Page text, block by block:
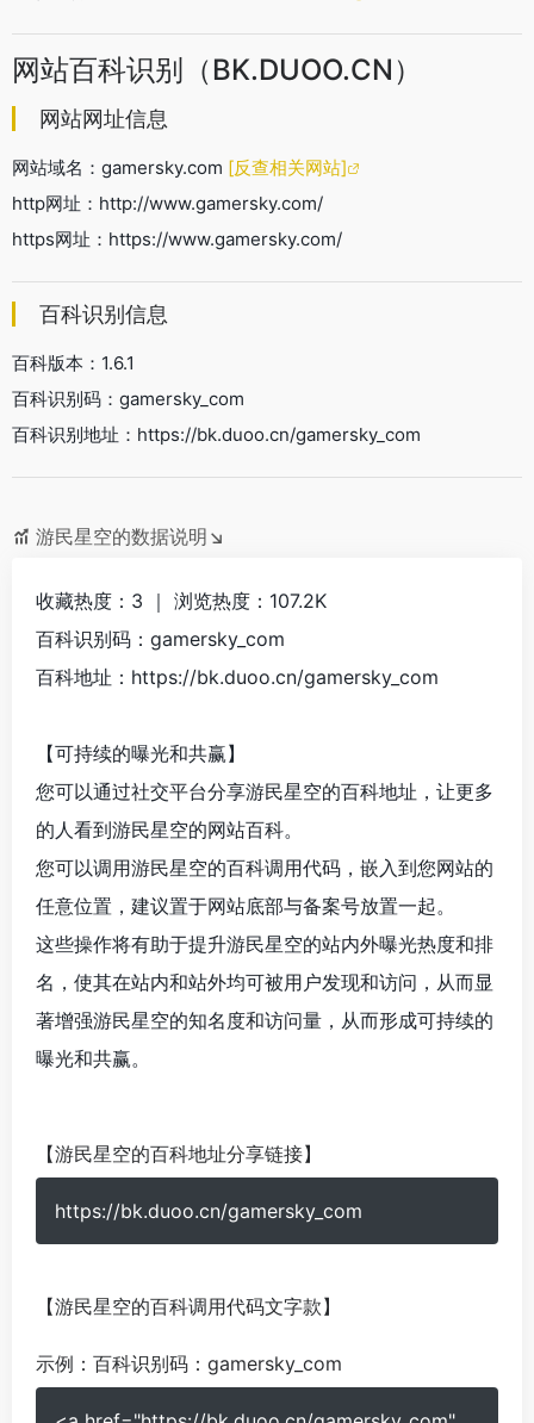
网站百科识别（BK.DUOO.CN）
网站网址信息
网站域名：gamersky.com [反查相关网站]
http网址：http://www.gamersky.com/
https网址：https://www.gamersky.com/
百科识别信息
百科版本：1.6.1
百科识别码：gamersky_com
百科识别地址：https://bk.duoo.cn/gamersky_com
游民星空的数据说明↘
收藏热度：3 ｜ 浏览热度：107.2K
百科识别码：gamersky_com
百科地址：https://bk.duoo.cn/gamersky_com
【可持续的曝光和共赢】
您可以通过社交平台分享游民星空的百科地址，让更多
的人看到游民星空的网站百科。
您可以调用游民星空的百科调用代码，嵌入到您网站的
任意位置，建议置于网站底部与备案号放置一起。
这些操作将有助于提升游民星空的站内外曝光热度和排
名，使其在站内和站外均可被用户发现和访问，从而显
著增强游民星空的知名度和访问量，从而形成可持续的
曝光和共赢。
【游民星空的百科地址分享链接】
https://bk.duoo.cn/gamersky_com
【游民星空的百科调用代码文字款】
示例： 百科识别码：gamersky_com